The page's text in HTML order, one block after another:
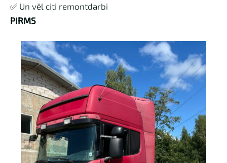
✅ Un vēl citi remontdarbi
PIRMS